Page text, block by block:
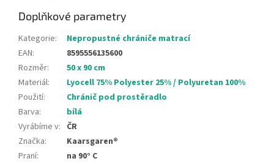
Doplňkové parametry
Kategorie:
Nepropustné chrániče matrací
EAN:
8595556135600
Rozměr:
50 x 90 cm
Materiál:
Lyocell 75% Polyester 25% / Polyuretan 100%
Použití:
Chránič pod prostěradlo
Barva:
bílá
Vyrábíme v: ČR
Značka:
Kaarsgaren®
Praní: na 90° C